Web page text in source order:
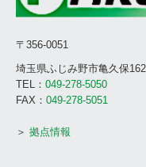
〒 356-0051
埼玉県ふじみ野市亀久保
TEL： 049-278-5050
FAX： 049-278-5051
＞ 拠点情報